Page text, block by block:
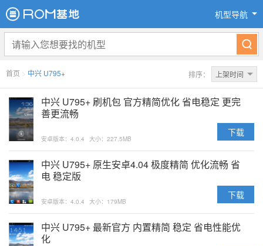
机型导航
首页 > 中兴 U795+ 排序： 上架时间
中兴 U795+ 刷机包 官方精简优化 省电稳定 更完
善更流畅
安卓版本：4.0.4 大小：227.5MB
下载
中兴 U795+ 原生安卓4.04 极度精简 优化流畅 省
电 稳定版
安卓版本：4.0.4 大小：179MB
下载
中兴 U795+ 最新官方 内置精简 稳定 省电性能优
化